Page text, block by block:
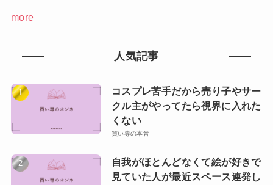
more
人気記事
コスプレ苦手だから売り子やサー
クル主がやってたら視界に入れた
くない
買い専の本音
自我がほとんどなくて絵が好きで
見ていた人が最近スペース連発し